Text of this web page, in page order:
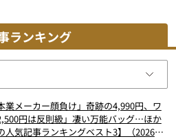
ランキング
業メーカー顔負け」奇跡の4,990円、ワ
円は反則級」凄い万能バッグ…ほか
人気記事ランキングベスト3】（2026年